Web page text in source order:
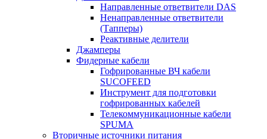
Направленные ответвители DAS
Ненаправленные ответвители
(Тапперы)
Реактивные делители
Джамперы
Фидерные кабели
Гофрированные ВЧ кабели
SUCOFEED
Инструмент для подготовки
гофрированных кабелей
Телекоммуникационные кабели
SPUMA
Вторичные источники питания